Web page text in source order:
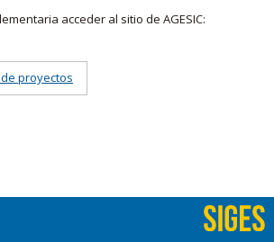
acceder al sitio de AGESIC:
proyectos